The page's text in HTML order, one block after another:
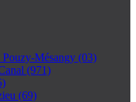
Mésangy (03)
(971)
(69)